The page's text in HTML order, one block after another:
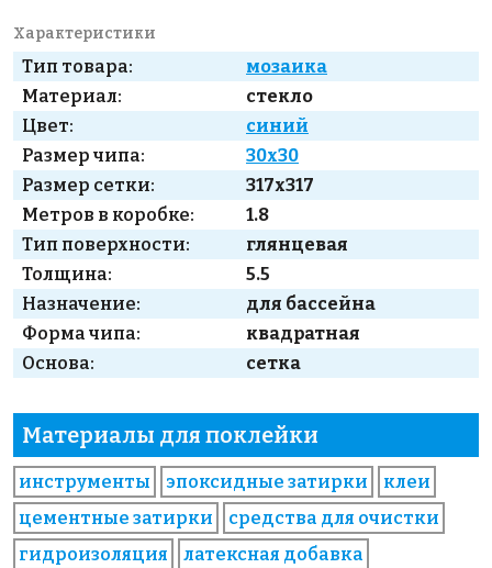
Характеристики
Тип товара:
мозаика
Материал:
стекло
Цвет:
синий
Размер чипа:
30x30
Размер сетки:
317x317
Метров в коробке:
1.8
Тип поверхности:
глянцевая
Толщина:
5.5
Назначение:
для бассейна
Форма чипа:
квадратная
Основа:
сетка
Материалы для поклейки
инструменты эпоксидные затирки
клеи
цементные затирки
средства для очистки
гидроизоляция
латексная добавка